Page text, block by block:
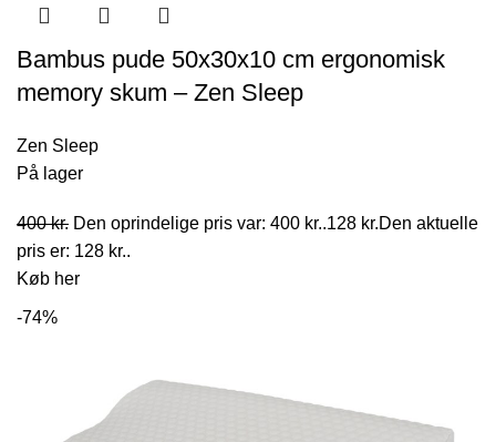
Bambus pude 50x30x10 cm ergonomisk
memory skum – Zen Sleep
Zen Sleep
På lager
400kr. Den oprindelige pris var: 400 kr..128 kr.Den aktuelle
pris er: 128 kr..
Køb her
-74%